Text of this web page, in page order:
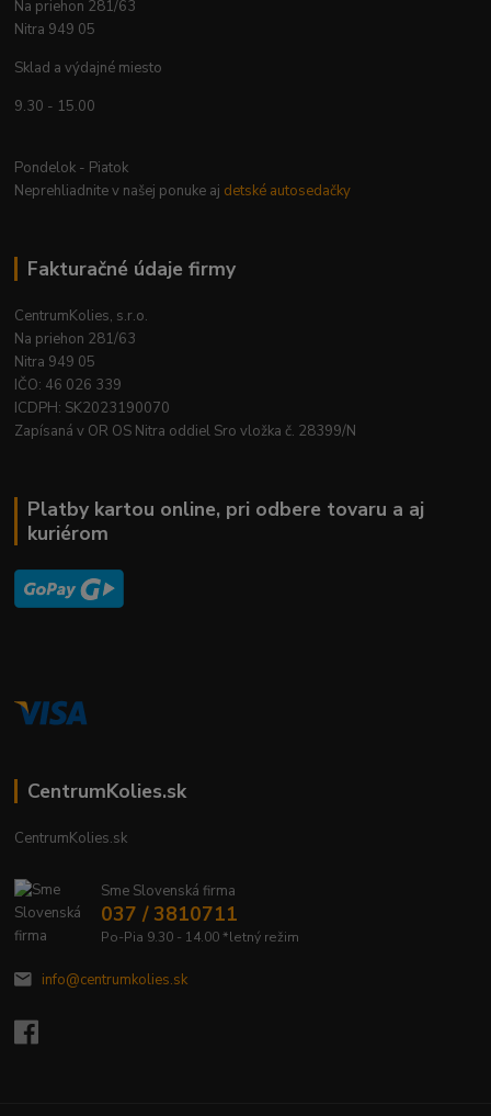
Na priehon 281/63
Nitra 949 05
Sklad a výdajné miesto
9.30 - 15.00
Pondelok - Piatok
Neprehliadnite v našej ponuke aj detské autosedačky
Fakturačné údaje firmy
CentrumKolies, s.r.o.
Na priehon 281/63
Nitra 949 05
IČO: 46 026 339
ICDPH: SK2023190070
Zapísaná v OR OS Nitra oddiel Sro vložka č. 28399/N
Platby kartou online, pri odbere tovaru a aj
kuriérom
CentrumKolies.sk
CentrumKolies.sk
Sme Slovenská firma
037 / 3810711
Po-Pia 9.30 - 14.00 *letný režim
info@centrumkolies.sk